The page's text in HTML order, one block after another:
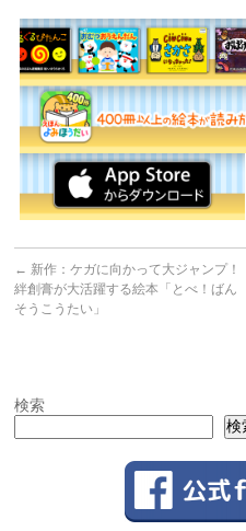
← 新作：ケガに向かって大ジャンプ！
絆創膏が大活躍する絵本「とべ！ばん
そうこうたい」
検索
検